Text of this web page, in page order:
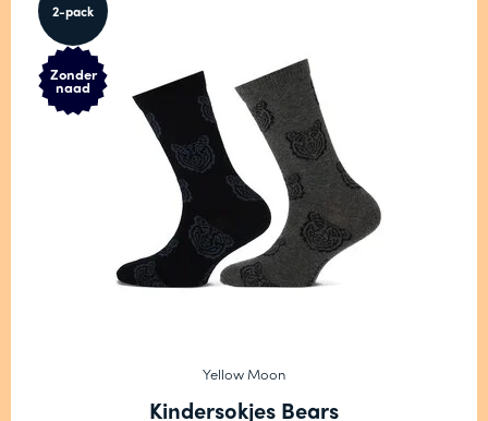
2-pack
Zonder
naad
Yellow Moon
Kindersokjes Bears